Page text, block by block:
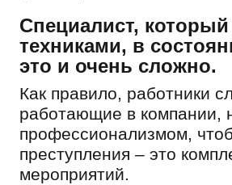
Специалист,
техниками, в
это и очень сложно.
Как правило, работники
работающие в компании,
профессионализмом,
преступления – это
мероприятий.